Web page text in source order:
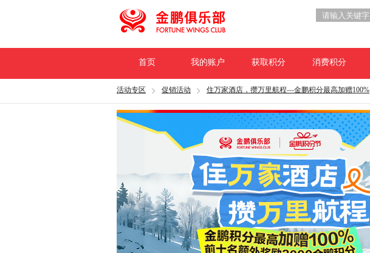
首页 我的账户 获取积分 消费积分
活动专区 促销活动 住万家酒店，攒万里航程—金鹏积分最高加赠100%